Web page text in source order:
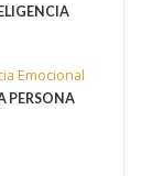
Emocional
PERSONA